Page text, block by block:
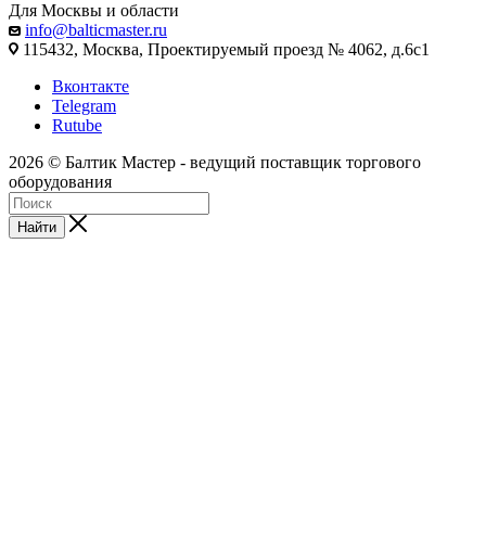
Для Москвы и области
info@balticmaster.ru
115432, Москва, Проектируемый проезд № 4062, д.6с1
Вконтакте
Telegram
Rutube
2026 © Балтик Мастер - ведущий поставщик торгового
оборудования
Найти